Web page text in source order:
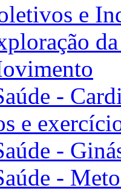
e
-
e
-
-